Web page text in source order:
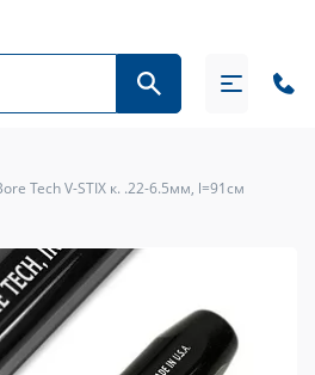
Tech V-STIX к. .22-6.5мм, l=91см